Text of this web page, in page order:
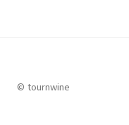
© tournwine